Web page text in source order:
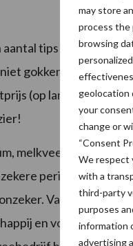
may store
process the
browsing
geolocation
your
change or
“Consent
We respect
with a
third-party
purposes
information
advertising
tips voor de
gokken, maar schat
(op lange en korte
melkveehouder en
periode van nu
Van Ittersum
en voelt zich